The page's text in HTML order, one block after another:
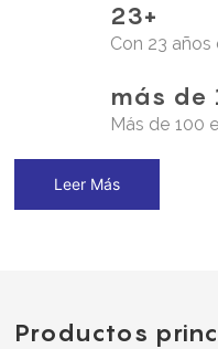
23+
Con 23
más de
Más de 100
Leer Más
Productos